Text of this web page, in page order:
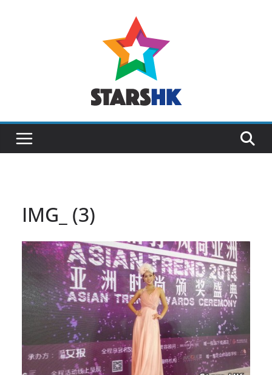
IMG_ (3)